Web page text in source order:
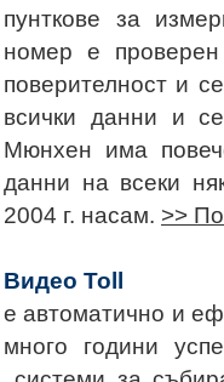
пунткове за
номер е
поверителност и
всички данни и
Мюнхен има
данни на всеки
2004 г. насам. >>
Видео Toll
е автоматично и
много години